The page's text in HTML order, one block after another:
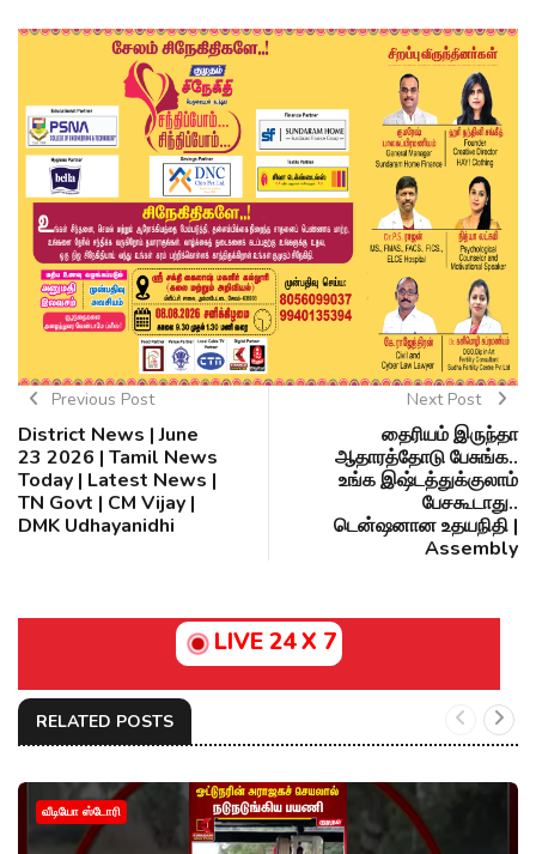
Previous Post
District News | June
23 2026 | Tamil News
Today | Latest News |
TN Govt | CM Vijay |
DMK Udhayanidhi
Next Post
தைரியம் இருந்தா
ஆதாரத்தோடு பேசுங்க..
உங்க இஷ்டத்துக்குலாம்
பேசகூடாது..
டென்ஷனான உதயநிதி |
Assembly
LIVE 24 X 7
RELATED POSTS
வீடியோ ஸ்டோரி